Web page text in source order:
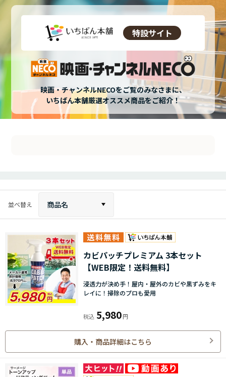
特設サイト
映画・チャンネルNECOをご覧のみなさまに、
いちばん本舗厳選オススメ商品をご紹介！
並べ替え 商品名
カビパッチプレミアム 3本セット
【WEB限定！送料無料】
浸透力が決め手！屋内・屋外のカビや黒ずみをキ
レイに！掃除のプロも愛用
5,980
購入・商品詳細はこちら